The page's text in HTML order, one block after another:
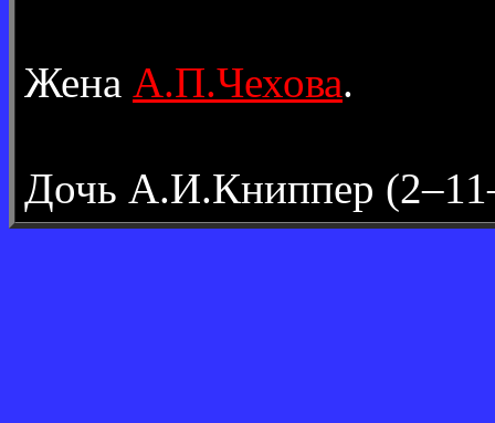
Жена А.П.Чехова.
Дочь А.И.Книппер